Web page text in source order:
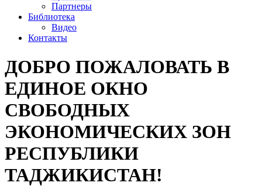
Партнеры
Библиотека
Видео
Контакты
ДОБРО ПОЖАЛОВАТЬ В
ЕДИНОЕ ОКНО
СВОБОДНЫХ
ЭКОНОМИЧЕСКИХ ЗОН
РЕСПУБЛИКИ
ТАДЖИКИСТАН!